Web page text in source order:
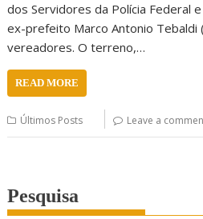
dos Servidores da Polícia Federal
ex-prefeito Marco Antonio Tebaldi
vereadores. O terreno,…
READ MORE
Últimos Posts Leave a
Pesquisa